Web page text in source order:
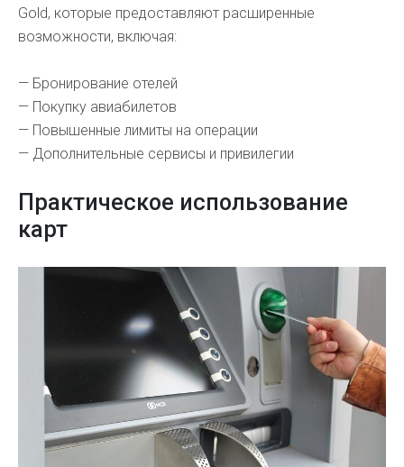
Gold, которые предоставляют расширенные
возможности, включая:
— Бронирование отелей
— Покупку авиабилетов
— Повышенные лимиты на операции
— Дополнительные сервисы и привилегии
Практическое использование
карт